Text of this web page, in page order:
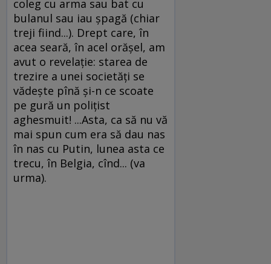
coleg cu arma sau bat cu
bulanul sau iau şpagă (chiar
treji fiind...). Drept care, în
acea seară, în acel orăşel, am
avut o revelaţie: starea de
trezire a unei societăţi se
vădeşte pînă şi-n ce scoate
pe gură un poliţist
aghesmuit! ...Asta, ca să nu vă
mai spun cum era să dau nas
în nas cu Putin, lunea asta ce
trecu, în Belgia, cînd... (va
urma).